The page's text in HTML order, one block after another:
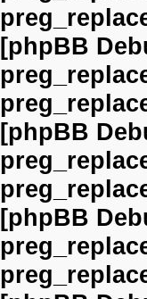
[phpBB
[phpBB
[phpBB